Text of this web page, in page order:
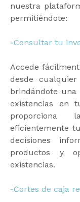
nuestra
permitiéndote:
-Consultar tu
Accede
desde
brindándote
existencias en
proporciona
eficientemente
decisiones
productos y
existencias.
-Cortes de caja